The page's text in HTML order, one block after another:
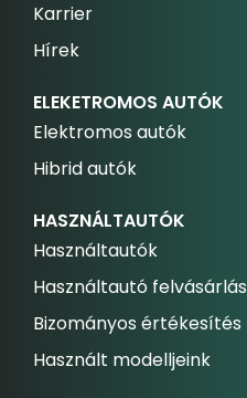
Karrier
Hírek
ELEKETROMOS AUTÓK
Elektromos autók
Hibrid autók
HASZNÁLTAUTÓK
Használtautók
Használtautó felvásárlás
Bizományos értékesítés
Használt modelljeink